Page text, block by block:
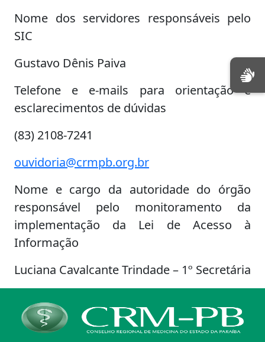
Nome dos servidores responsáveis pelo
SIC
Gustavo Dênis Paiva
Telefone e e-mails para orientação e
esclarecimentos de dúvidas
(83) 2108-7241
ouvidoria@crmpb.org.br
Nome e cargo da autoridade do órgão
responsável pelo monitoramento da
implementação da Lei de Acesso à
Informação
Luciana Cavalcante Trindade – 1º Secretária